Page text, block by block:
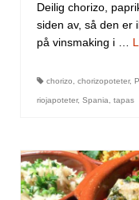
Deilig chorizo,
siden av, så den er
på vinsmaking i …
chorizo, chorizopoteter,
riojapoteter, Spania, tapas